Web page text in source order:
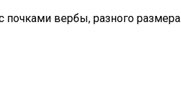
почками вербы, разного размера.